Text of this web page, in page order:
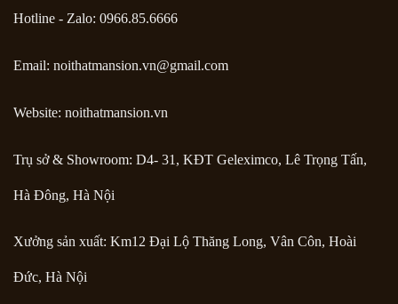
Hotline - Zalo: 0966.85.6666
Email: noithatmansion.vn@gmail.com
Website: noithatmansion.vn
Trụ sở & Showroom: D4- 31, KĐT Geleximco, Lê Trọng Tấn,
Hà Đông, Hà Nội
Xưởng sản xuất: Km12 Đại Lộ Thăng Long, Vân Côn, Hoài
Đức, Hà Nội